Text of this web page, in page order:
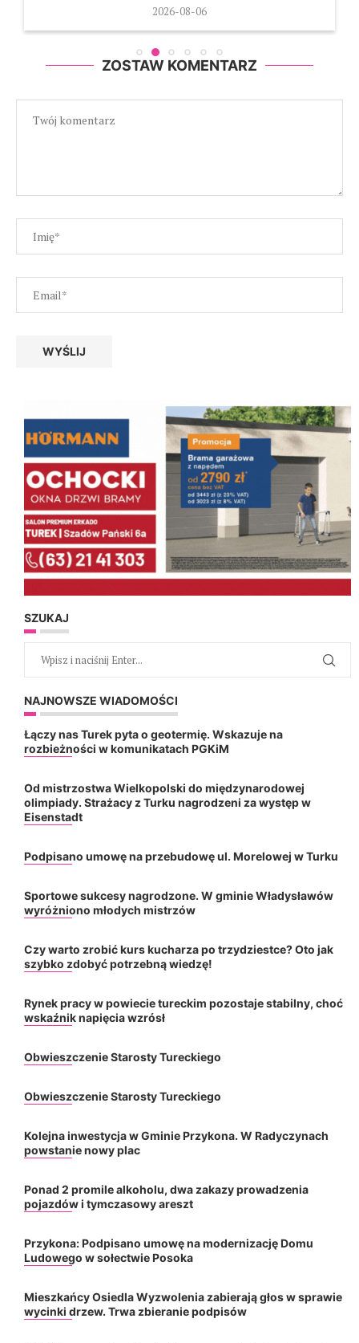
2026-08-06
ZOSTAW KOMENTARZ
SZUKAJ
NAJNOWSZE WIADOMOŚCI
Łączy nas Turek pyta o geotermię. Wskazuje na
rozbieżności w komunikatach PGKiM
Od mistrzostwa Wielkopolski do międzynarodowej
olimpiady. Strażacy z Turku nagrodzeni za występ w
Eisenstadt
Podpisano umowę na przebudowę ul. Morelowej w Turku
Sportowe sukcesy nagrodzone. W gminie Władysławów
wyróżniono młodych mistrzów
Czy warto zrobić kurs kucharza po trzydziestce? Oto jak
szybko zdobyć potrzebną wiedzę!
Rynek pracy w powiecie tureckim pozostaje stabilny, choć
wskaźnik napięcia wzrósł
Obwieszczenie Starosty Tureckiego
Obwieszczenie Starosty Tureckiego
Kolejna inwestycja w Gminie Przykona. W Radyczynach
powstanie nowy plac
Ponad 2 promile alkoholu, dwa zakazy prowadzenia
pojazdów i tymczasowy areszt
Przykona: Podpisano umowę na modernizację Domu
Ludowego w sołectwie Posoka
Mieszkańcy Osiedla Wyzwolenia zabierają głos w sprawie
wycinki drzew. Trwa zbieranie podpisów